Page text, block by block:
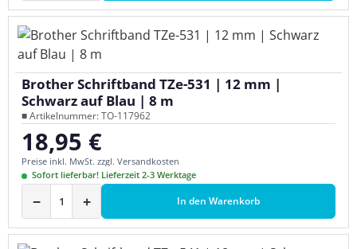
Brother Schriftband TZe-531 | 12 mm |
Schwarz auf Blau | 8 m
■ Artikelnummer: TO-117962
Regulärer Preis:
18,95 €
Preise inkl. MwSt. zzgl. Versandkosten
Sofort lieferbar! Lieferzeit 2-3 Werktage
− + In den Warenkorb